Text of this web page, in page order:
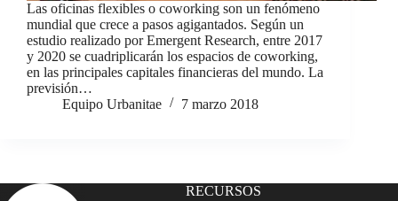
Las oficinas flexibles o coworking son un fenómeno
mundial que crece a pasos agigantados. Según un
estudio realizado por Emergent Research, entre 2017
y 2020 se cuadriplicarán los espacios de coworking,
en las principales capitales financieras del mundo. La
previsión…
Equipo Urbanitae
7 marzo 2018
RECURSOS